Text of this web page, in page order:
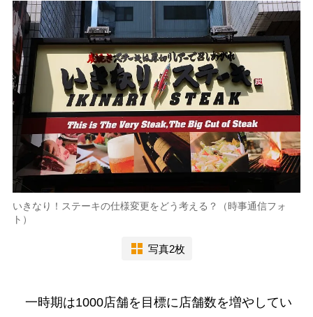
いきなり！ステーキの仕様変更をどう考える？（時事通信フォ
ト）
写真2枚
一時期は1000店舗を目標に店舗数を増やしてい